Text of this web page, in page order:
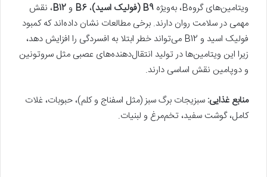
ویتامین‌های گروهB، به‌ویژه B9(فولیک اسید)، B6 وB12، نقش
مهمی در سلامت روان دارند. برخی مطالعات نشان داده‌اند که کمبود
فولیک اسید و B12 می‌تواند خطر ابتلا به افسردگی را افزایش دهد،
زیرا این ویتامین‌ها در تولید انتقال‌دهنده‌های عصبی مثل سروتونین
و دوپامین نقش اساسی دارند.
منابع غذایی: سبزیجات برگ سبز (مثل اسفناج و کلم)، حبوبات، غلات
کامل، گوشت سفید، تخم‌مرغ و لبنیات.